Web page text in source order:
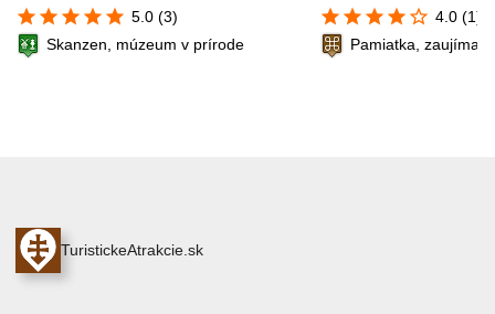
star star star star star 5.0 (3)
Skanzen, múzeum v prírode
star star star star star_border 4.0 (1)
Pamiatka,
TuristickeAtrakcie.sk